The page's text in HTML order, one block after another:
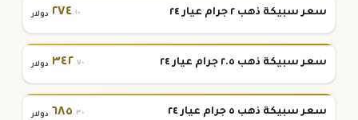
سعر سبيكة ذهب ٢ جرام عيار ٢٤ ٢٧٤.١٠ دولار
سعر سبيكة ذهب ٢.٥ جرام عيار ٢٤ ٣٤٢.٧٠ دولار
سعر سبيكة ذهب ٥ جرام عيار ٢٤ ٦٨٥.٣٠ دولار